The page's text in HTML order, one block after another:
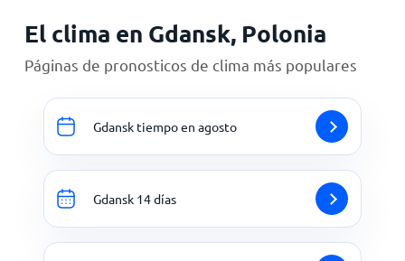
El clima en Gdansk, Polonia
Páginas de pronosticos de clima más populares
Gdansk tiempo en agosto
Gdansk 14 días